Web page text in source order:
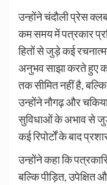
उन्होंने चंदौली प्रेस
कम समय में पत्रकार
हितों से जुड़े कई
अनुभव साझा करते हुए
तक सीमित नहीं है, बल्कि
उन्होंने नौगढ़ और
सुविधाओं के अभाव से
कई रिपोर्टों के बाद
उन्होंने कहा कि
बल्कि पीड़ित, उपेक्षित